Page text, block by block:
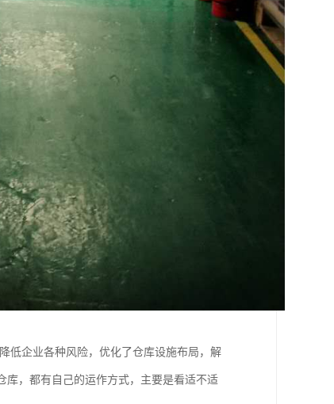
低企业各种风险，优化了仓库设施布局，解
库，都有自己的运作方式，主要是看适不适